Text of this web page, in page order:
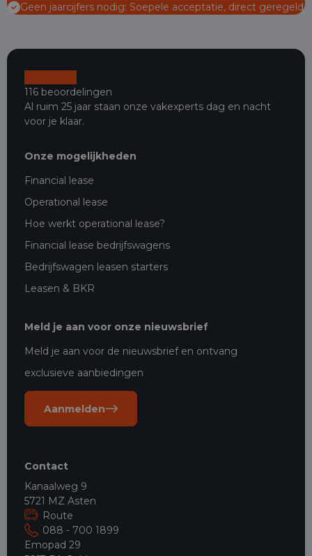
Geen jaarcijfers nodig: Soepele acceptatie, direct geregeld
116 beoordelingen
Al ruim 25 jaar staan onze vakexperts dag en nacht
voor je klaar.
Onze mogelijkheden
Financial lease
Operational lease
Hoe werkt operational lease?
Financial lease bedrijfswagens
Bedrijfswagen leasen starters
Leasen & BKR
Meld je aan voor onze nieuwsbrief
Meld je aan voor de nieuwsbrief en ontvang
exclusieve aanbiedingen
Aanmelden
Contact
Kanaalweg 9
5721 MZ Asten
Route
088 - 700 1899
Emopad 29